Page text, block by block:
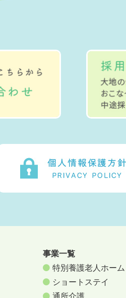
事業一覧
特別養護老人ホーム
ショートステイ
通所介護